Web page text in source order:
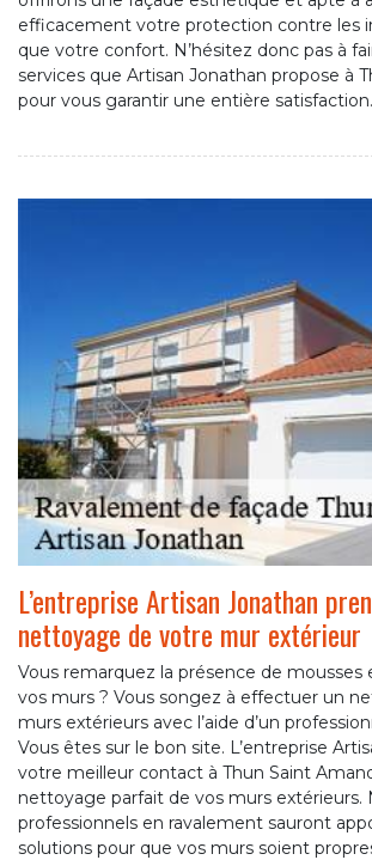
efficacement votre protection contre les
que votre confort. N’hésitez donc pas à
services que Artisan Jonathan propose à
pour vous garantir une entière satisfaction.
L’entreprise Artisan Jonathan
nettoyage de votre mur extérieur
Vous remarquez la présence de mousses
vos murs ? Vous songez à effectuer un
murs extérieurs avec l’aide d’un
Vous êtes sur le bon site. L’entreprise
votre meilleur contact à Thun Saint
nettoyage parfait de vos murs extérieurs.
professionnels en ravalement sauront
solutions pour que vos murs soient